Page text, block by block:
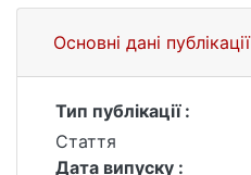
Основні дані публікації
Тип публікації :
Стаття
Дата випуску :